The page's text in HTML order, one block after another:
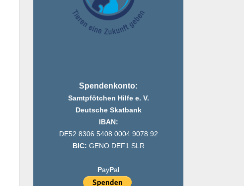
Spendenkonto:
Samtpfötchen Hilfe e. V.
Deutsche Skatbank
IBAN:
DE52 8306 5408 0004 9078 92
BIC: GENO DEF1 SLR
PayPal